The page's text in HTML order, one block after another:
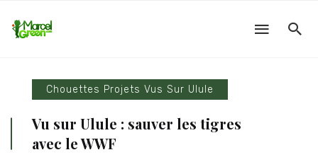
Chouettes Projets Vus Sur Ulule
Vu sur Ulule : sauver les tigres
avec le WWF